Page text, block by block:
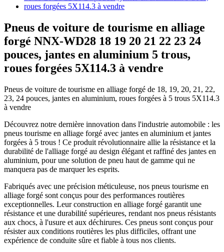
Pneus de voiture de tourisme en alliage
forgé NNX-WD28 18 19 20 21 22 23 24
pouces, jantes en aluminium 5 trous,
roues forgées 5X114.3 à vendre
Pneus de voiture de tourisme en alliage forgé de 18, 19, 20, 21, 22,
23, 24 pouces, jantes en aluminium, roues forgées à 5 trous 5X114.3
à vendre
Découvrez notre dernière innovation dans l'industrie automobile : les
pneus tourisme en alliage forgé avec jantes en aluminium et jantes
forgées à 5 trous ! Ce produit révolutionnaire allie la résistance et la
durabilité de l'alliage forgé au design élégant et raffiné des jantes en
aluminium, pour une solution de pneu haut de gamme qui ne
manquera pas de marquer les esprits.
Fabriqués avec une précision méticuleuse, nos pneus tourisme en
alliage forgé sont conçus pour des performances routières
exceptionnelles. Leur construction en alliage forgé garantit une
résistance et une durabilité supérieures, rendant nos pneus résistants
aux chocs, à l'usure et aux déchirures. Ces pneus sont conçus pour
résister aux conditions routières les plus difficiles, offrant une
expérience de conduite sûre et fiable à tous nos clients.